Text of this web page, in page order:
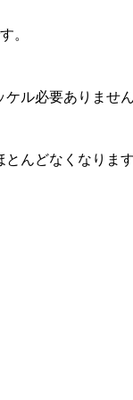
。
ル必要ありません
とんどなくなりま